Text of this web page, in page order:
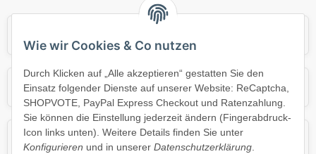
Wie wir Cookies & Co nutzen
Durch Klicken auf „Alle akzeptieren“ gestatten Sie den
Einsatz folgender Dienste auf unserer Website: ReCaptcha,
SHOPVOTE, PayPal Express Checkout und Ratenzahlung.
Sie können die Einstellung jederzeit ändern (Fingerabdruck-
Icon links unten). Weitere Details finden Sie unter
Konfigurieren und in unserer Datenschutzerklärung.
Mercedes Mini
Opel Porsche